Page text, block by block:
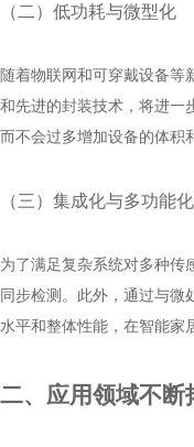
（二）低功耗与微型化
随着物联网和可穿戴设备
和先进的封装技术，将进一
而不会过多增加设备的体积
（三）集成化与多功能化
为了满足复杂系统对多种传
同步检测。此外，通过与
水平和整体性能，在智能家
二、应用领域不断